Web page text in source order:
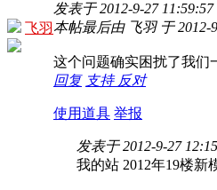
飞羽
发表于 2012-9-27 11:59:57
本帖最后由 飞羽 于 2012-
这个问题确实困扰了我们
回复 支持 反对
使用道具 举报
发表于 2012-9-27
我的站 2012年19楼新